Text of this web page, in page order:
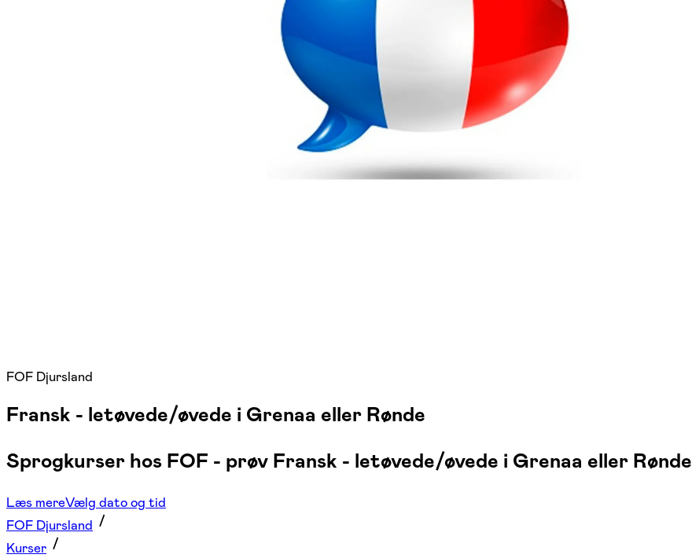
FOF Djursland
Fransk - letøvede/øvede i Grenaa eller Rønde
Sprogkurser hos FOF - prøv Fransk - letøvede/øvede i Grenaa eller Rønde
Læs mereVælg dato og tid
FOF Djursland
Kurser